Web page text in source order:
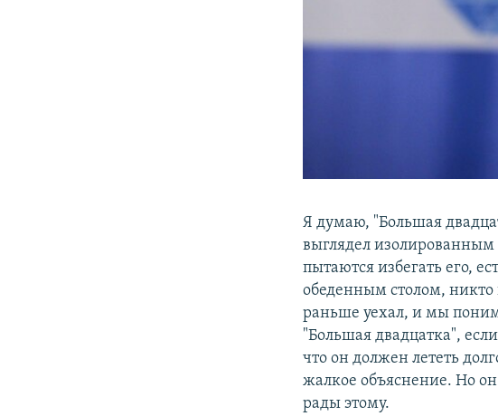
Я думаю, "Большая
выглядел
пытаются избегать его,
обеденным столом,
раньше уехал, и мы
"Большая двадцатка",
что он должен лететь
жалкое объяснение. Но
рады этому.